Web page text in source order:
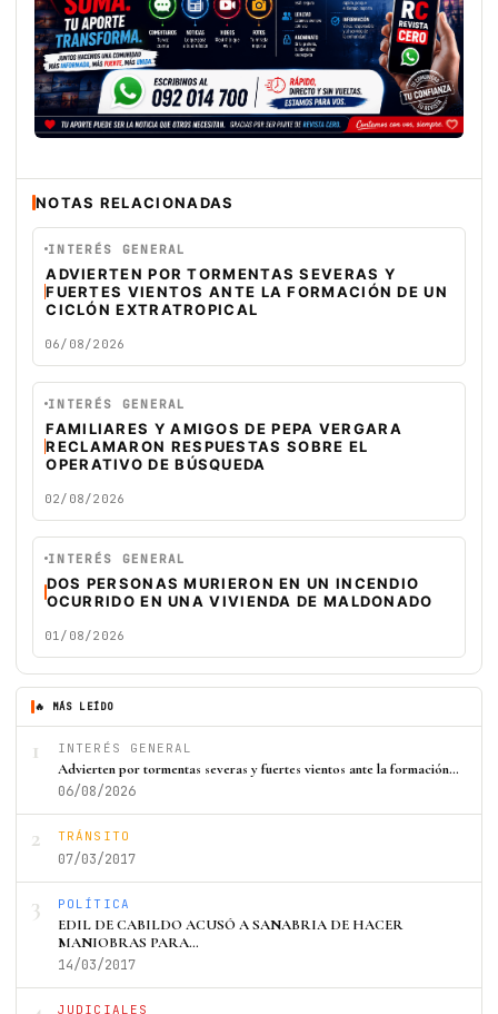
NOTAS RELACIONADAS
INTERÉS GENERAL
ADVIERTEN POR TORMENTAS SEVERAS Y
FUERTES VIENTOS ANTE LA FORMACIÓN DE UN
CICLÓN EXTRATROPICAL
06/08/2026
INTERÉS GENERAL
FAMILIARES Y AMIGOS DE PEPA VERGARA
RECLAMARON RESPUESTAS SOBRE EL
OPERATIVO DE BÚSQUEDA
02/08/2026
INTERÉS GENERAL
DOS PERSONAS MURIERON EN UN INCENDIO
OCURRIDO EN UNA VIVIENDA DE MALDONADO
01/08/2026
🔥 MÁS LEÍDO
1 INTERÉS GENERAL
Advierten por tormentas severas y fuertes vientos ante la formación…
06/08/2026
2 TRÁNSITO
07/03/2017
3 POLÍTICA
EDIL DE CABILDO ACUSÓ A SANABRIA DE HACER
MANIOBRAS PARA…
14/03/2017
JUDICIALES